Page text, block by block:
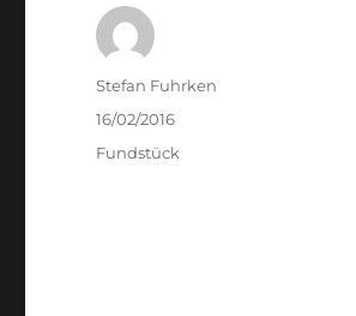
Author
Stefan Fuhrken
Posted
16/02/2016
Categories
Fundstück